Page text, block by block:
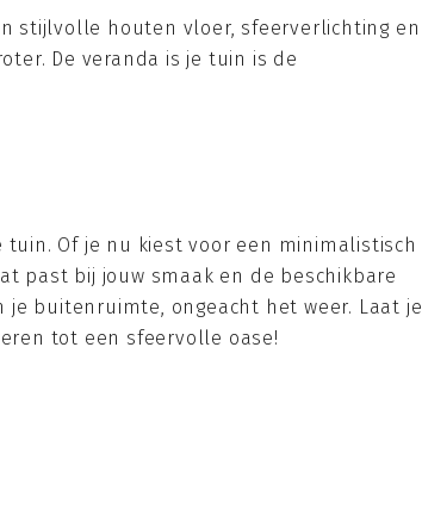
stijlvolle houten vloer, sfeerverlichting en
De veranda is je tuin is de
Of je nu kiest voor een minimalistisch
past bij jouw smaak en de beschikbare
buitenruimte, ongeacht het weer. Laat je
tot een sfeervolle oase!